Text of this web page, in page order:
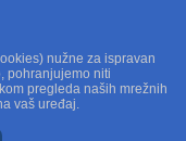
nužne za ispravan
pohranjujemo niti
pregleda naših mrežnih
vaš uređaj.